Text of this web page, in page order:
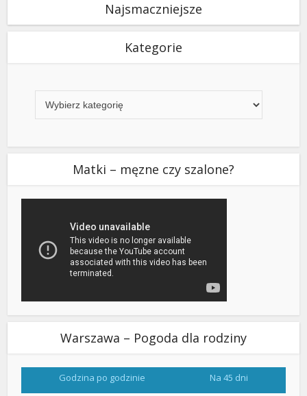
Najsmaczniejsze
Kategorie
Matki – męzne czy szalone?
Warszawa – Pogoda dla rodziny
Godzina po godzinie Na 45 dni